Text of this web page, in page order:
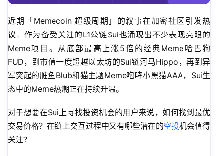
近期「Memecoin 超级周期」的叙事在加密社区引发热
议，作为备受关注的L1公链Sui也涌现出不少表现亮眼的
Meme项目。从底部最高上涨5倍的经典Meme哈巴狗
FUD，到市值一度超越以太坊的Sui链河马Hippo，再到异
军突起的脏鱼Blub和猫主题Meme咆哮小黑猫AAA，Sui生
态中的Meme热潮正在持续升温。
对于想要在Sui上寻找投资机会的用户来说，如何找到最优
交易价格？在链上交互过程中又有哪些潜在的空投机会值得
关注？